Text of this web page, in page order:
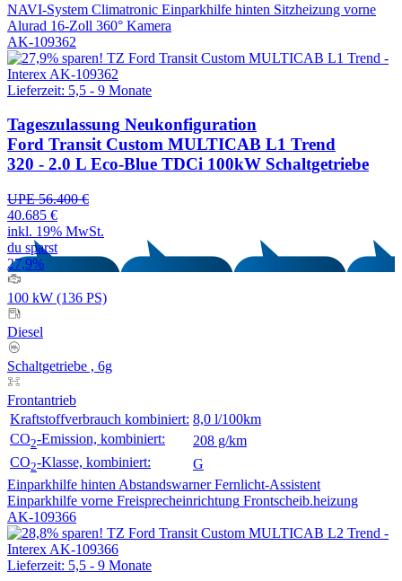
NAVI-System Climatronic Einparkhilfe hinten Sitzheizung vorne
Alurad 16-Zoll 360° Kamera
AK-109362
Lieferzeit: 5,5 - 9 Monate
Tageszulassung Neukonfiguration
Ford Transit Custom MULTICAB L1 Trend
320 - 2.0 L Eco-Blue TDCi 100kW Schaltgetriebe
UPE 56.400 €
40.685 €
inkl. 19% MwSt.
du sparst
27,9%
100 kW (136 PS)
Diesel
Schaltgetriebe , 6g
Frontantrieb
Kraftstoffverbrauch kombiniert: 8,0 l/100km
CO2-Emission, kombiniert:
208 g/km
CO2-Klasse, kombiniert:
G
Einparkhilfe hinten Abstandswarner Fernlicht-Assistent
Einparkhilfe vorne Freisprecheinrichtung Frontscheib.heizung
AK-109366
Lieferzeit: 5,5 - 9 Monate